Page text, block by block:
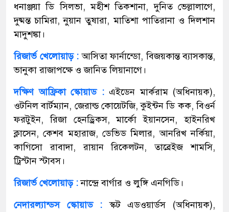
ধনাঞ্জয়া ডি সিলভা, মহীশ তিকশানা, দুনিত ভেল্লালাগে,
দুষ্মন্ত চামিরা, নুয়ান তুষারা, মাতিশা পাতিরানা ও দিলশান
মাদুশঙ্কা।
রিজার্ভ খেলোয়াড় : আসিতা ফার্নান্ডো, বিজয়কান্ত ব্যাসকান্ত,
ভানুকা রাজাপক্ষে ও জানিত লিয়ানাগে।
দক্ষিণ আফ্রিকা স্কোয়াড : এইডেন মার্করাম (অধিনায়ক),
ওটনিল বার্টম্যান, জেরাল্ড কোয়েটজি, কুইন্টন ডি কক, বিওর্ন
ফরটুইন, রিজা হেনড্রিকস, মার্কো ইয়ানসেন, হাইনরিখ
ক্লাসেন, কেশব মহারাজ, ডেভিড মিলার, আনরিখ নর্কিয়া,
কাগিসো রাবাদা, রায়ান রিকেলটন, তাব্রেইজ শামসি,
ট্রিস্টান স্টাবস।
রিজার্ভ খেলোয়াড় : নান্দ্রে বার্গার ও লুঙ্গি এনগিডি।
নেদারল্যান্ডস স্কোয়াড :
স্কট এডওয়ার্ডস (অধিনায়ক),